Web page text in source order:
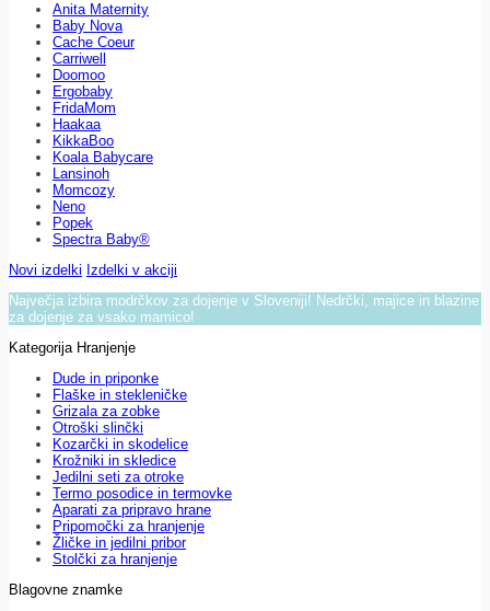
Anita Maternity
Baby Nova
Cache Coeur
Carriwell
Doomoo
Ergobaby
FridaMom
Haakaa
KikkaBoo
Koala Babycare
Lansinoh
Momcozy
Neno
Popek
Spectra Baby®
Novi izdelki Izdelki v akciji
Največja izbira modrčkov za dojenje v Sloveniji! Nedrčki, majice in blazine
za dojenje za vsako mamico!
Kategorija Hranjenje
Dude in priponke
Flaške in stekleničke
Grizala za zobke
Otroški slinčki
Kozarčki in skodelice
Krožniki in skledice
Jedilni seti za otroke
Termo posodice in termovke
Aparati za pripravo hrane
Pripomočki za hranjenje
Žličke in jedilni pribor
Stolčki za hranjenje
Blagovne znamke